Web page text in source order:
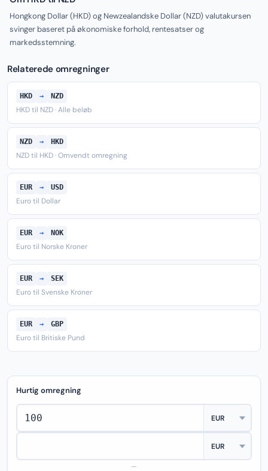
Hongkong Dollar (HKD) og Newzealandske Dollar (NZD) valutakursen
svinger baseret på økonomiske forhold, rentesatser og
markedsstemning.
Relaterede omregninger
HKD → NZD
HKD til NZD · Alle beløb
NZD → HKD
NZD til HKD · Omvendt omregning
EUR → USD
Euro til Dollar
EUR → NOK
Euro til Norske Kroner
EUR → SEK
Euro til Svenske Kroner
EUR → GBP
Euro til Britiske Pund
Hurtig omregning
—